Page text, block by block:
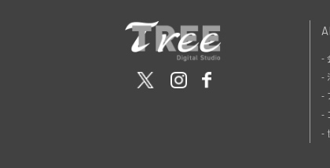
-
-
-
-
-